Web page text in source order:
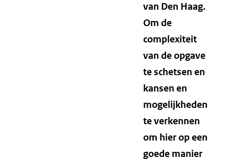
van Den Haag.
Om de
complexiteit
van de opgave
te schetsen en
kansen en
mogelijkheden
te verkennen
om hier op een
goede manier